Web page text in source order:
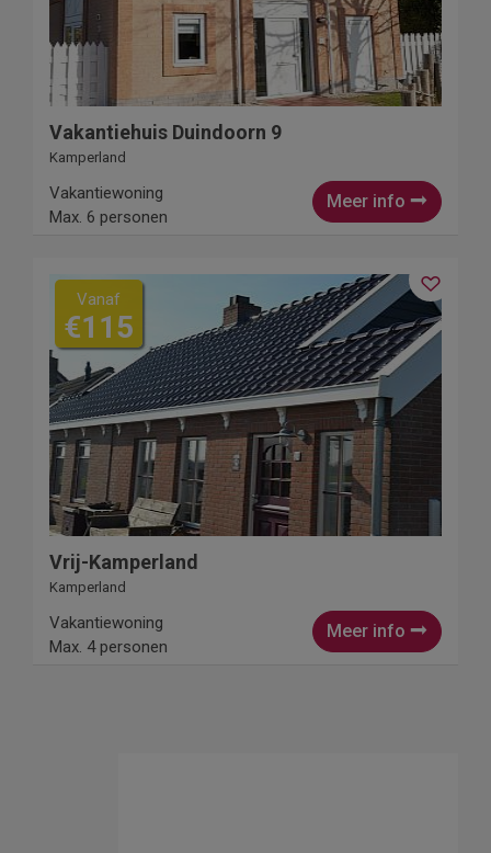
Vakantiehuis Duindoorn 9
Kamperland
Meer info
Vakantiewoning
Max. 6 personen
Vanaf
€115
Vrij-Kamperland
Kamperland
Meer info
Vakantiewoning
Max. 4 personen